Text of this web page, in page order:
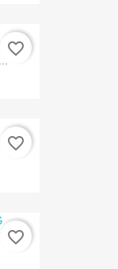
favorite_border
favorite_border
favorite_border